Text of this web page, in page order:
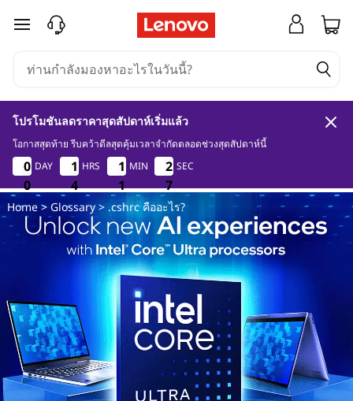
h
c
คื
อ
ะ
ไ
ข้ามไปที่เนื้อหาหลัก
โปรโมชันลดราคาสุดสัปดาห์เริ่มแล้ว
โอกาสสุดท้าย รีบคว้าดีลสุดคุ้มเวลาจำกัดตลอดช่วงสุดสัปดาห์นี้
0
0
0
0
0
0
0
0
DAY
1
4
1
4
1
4
1
4
HRS
1
1
1
1
1
1
1
1
MIN 2
6
2
5
2
6
2
5
SEC
Home> Glossary> .cshrc คืออะไร?